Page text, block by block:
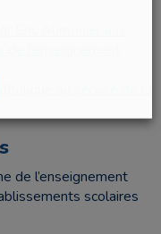
Aumonier aux
l’enseignement
au service de la
de l’enseignement
scolaires